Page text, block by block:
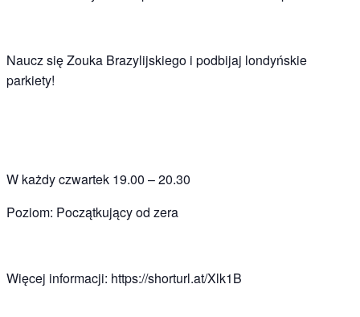
Naucz się Zouka Brazylijskiego i podbijaj londyńskie
parkiety!
W każdy czwartek 19.00 – 20.30
Poziom: Początkujący od zera
Więcej informacji: https://shorturl.at/Xlk1B